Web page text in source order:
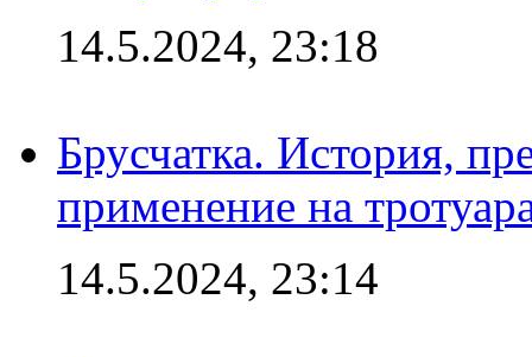
14.5.2024, 23:18
Брусчатка. История,
применение на
14.5.2024, 23:14